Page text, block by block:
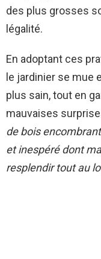
des plus grosses
légalité.
En adoptant ces
le jardinier se mue
plus sain, tout en
mauvaises
de bois
et inespéré dont
resplendir tout au